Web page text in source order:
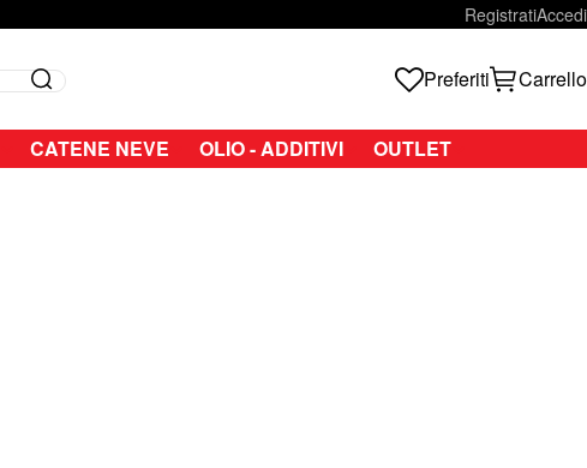
RegistratiAccedi
Search Preferiti Carrello
CATENE NEVE OLIO - ADDITIVI OUTLET